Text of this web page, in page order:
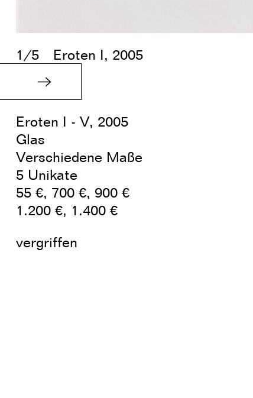
1/5 Eroten I, 2005
Eroten I - V, 2005
Glas
Verschiedene Maße
5 Unikate
55 €, 700 €, 900 €
1.200 €, 1.400 €
vergriffen